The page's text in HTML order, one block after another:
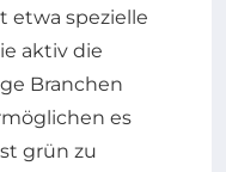
etwa spezielle
aktiv die
Branchen
es
grün zu